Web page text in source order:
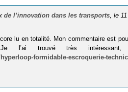
de l’innovation dans les transports , le
lu en totalité. Mon commentaire est
l’ai trouvé très
formidable-escroquerie-